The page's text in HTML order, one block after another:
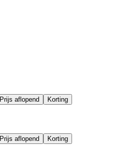
Prijs aflopend Korting
Prijs aflopend Korting